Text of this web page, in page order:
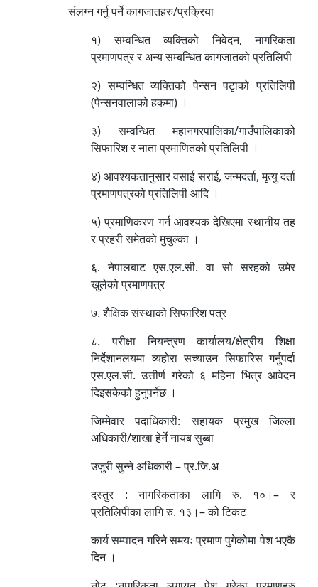
संलग्न गर्नु पर्ने कागजातहरु/प्रक्रिया
१) सम्वन्धित व्यक्तिको निवेदन, नागरिकता
प्रमाणपत्र र अन्य सम्बन्धित कागजातको प्रतिलिपी
२) सम्वन्धित व्यक्तिको पेन्सन पटृाको प्रतिलिपी
(पेन्सनवालाको हकमा) ।
३) सम्वन्धित महानगरपालिका/गाउँपालिकाको
सिफारिश र नाता प्रमाणितको प्रतिलिपी ।
४) आवश्यकतानुसार वसाई सराई, जन्मदर्ता, मृत्यु दर्ता
प्रमाणपत्रको प्रतिलिपी आदि ।
५) प्रमाणिकरण गर्न आवश्यक देखिएमा स्थानीय तह
र प्रहरी समेतको मुचुल्का ।
६. नेपालबाट एस.एल.सी. वा सो सरहको उमेर
खुलेको प्रमाणपत्र
७. शैक्षिक संस्थाको सिफारिश पत्र
८. परीक्षा नियन्त्रण कार्यालय/क्षेत्रीय शिक्षा
निर्देशानलयमा व्यहोरा सच्याउन सिफारिस गर्नुपर्दा
एस.एल.सी. उत्तीर्ण गरेको ६ महिना भित्र आवेदन
दिइसकेको हुनुपर्नेछ ।
जिम्मेवार पदाधिकारी: सहायक प्रमुख जिल्ला
अधिकारी/शाखा हेर्ने नायब सुब्बा
उजुरी सुन्ने अधिकारी – प्र.जि.अ
दस्तुर : नागरिकताका लागि रु. १०।– र
प्रतिलिपीका लागि रु. १३।– को टिकट
कार्य सम्पादन गरिने समयः प्रमाण पुगेकोमा पेश भएकै
दिन ।